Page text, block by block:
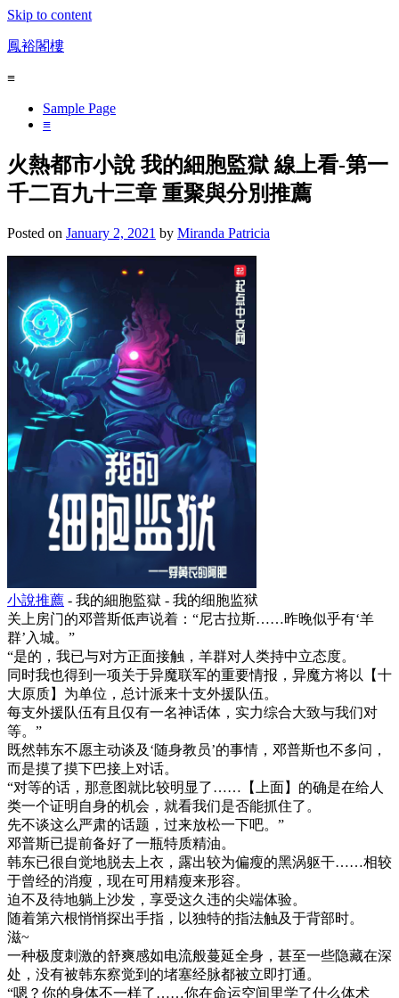
Skip to content
鳳裕閣樓
≡
Sample Page
≡
火熱都市小說 我的細胞監獄 線上看-第一
千二百九十三章 重聚與分別推薦
Posted on January 2, 2021 by Miranda Patricia
小說推薦 - 我的細胞監獄 - 我的细胞监狱
关上房门的邓普斯低声说着：“尼古拉斯……昨晚似乎有‘羊
群’入城。”
“是的，我已与对方正面接触，羊群对人类持中立态度。
同时我也得到一项关于异魔联军的重要情报，异魔方将以【十
大原质】为单位，总计派来十支外援队伍。
每支外援队伍有且仅有一名神话体，实力综合大致与我们对
等。”
既然韩东不愿主动谈及‘随身教员’的事情，邓普斯也不多问，
而是摸了摸下巴接上对话。
“对等的话，那意图就比较明显了……【上面】的确是在给人
类一个证明自身的机会，就看我们是否能抓住了。
先不谈这么严肃的话题，过来放松一下吧。”
邓普斯已提前备好了一瓶特质精油。
韩东已很自觉地脱去上衣，露出较为偏瘦的黑涡躯干……相较
于曾经的消瘦，现在可用精瘦来形容。
迫不及待地躺上沙发，享受这久违的尖端体验。
随着第六根悄悄探出手指，以独特的指法触及于背部时。
滋~
一种极度刺激的舒爽感如电流般蔓延全身，甚至一些隐藏在深
处，没有被韩东察觉到的堵塞经脉都被立即打通。
“嗯？你的身体不一样了……你在命运空间里学了什么体术